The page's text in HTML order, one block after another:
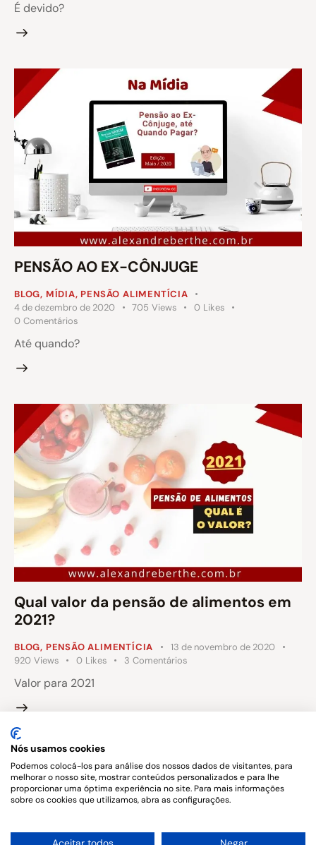
É devido?
PENSÃO AO EX-CÔNJUGE
BLOG, MÍDIA, PENSÃO ALIMENTÍCIA
4 de dezembro de 2020
705 Views 0 Likes
0 Comentários
Até quando?
Qual valor da pensão de alimentos em
2021?
BLOG, PENSÃO ALIMENTÍCIA
13 de novembro de 2020
920 Views 0 Likes 3 Comentários
Valor para 2021
Nós usamos cookies
Podemos colocá-los para análise dos nossos dados de visitantes, para
melhorar o nosso site, mostrar conteúdos personalizados e para lhe
proporcionar uma óptima experiência no site. Para mais informações
sobre os cookies que utilizamos, abra as configurações.